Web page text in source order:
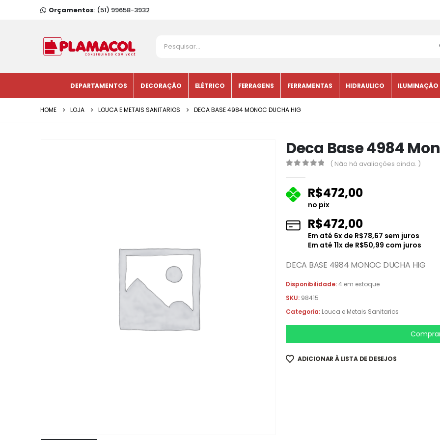
Orçamentos: (51) 99658-3932
DEPARTAMENTOS DECORAÇÃO ELÉTRICO FERRAGENS FERRAMENTAS HIDRAULICO ILUMINAÇÃO
HOME LOJA LOUCA E METAIS SANITARIOS DECA BASE 4984 MONOC DUCHA HIG
Deca Base 4984
( Não há avaliações ainda. )
R$472,00
no pix
R$472,00
Em até 6x de R$78,67 sem juros
Em até 11x de R$50,99 com juros
DECA BASE 4984 MONOC DUCHA HIG
Disponibilidade:4 em estoque
SKU: 98415
Categoria: Louca e Metais Sanitarios
ADICIONAR À LISTA DE DESEJOS